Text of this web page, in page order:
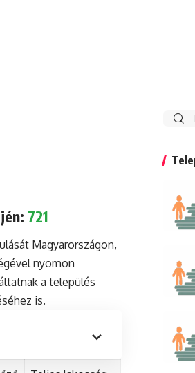
721
Magyarországon,
nyomon
a település
is.